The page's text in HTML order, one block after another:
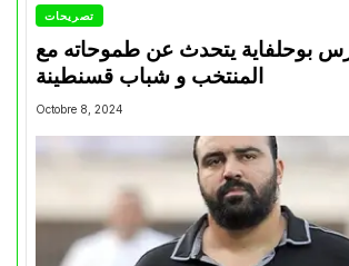
تصريحات
بوحلفاية يتحدث عن طموحاته مع
المنتخب و شباب قسنطينة
Octobre 8, 2024